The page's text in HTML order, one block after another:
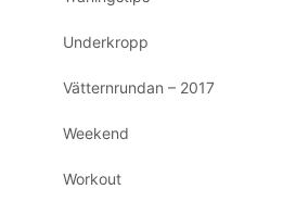
Underkropp
Vätternrundan – 2017
Weekend
Workout